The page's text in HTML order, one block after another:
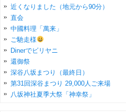
近くなりました（地元から90分）
直会
中國料理「萬来」
ご馳走様
Dinerでビリヤニ
還御祭
深谷八坂まつり（最終日）
第31回深谷まつり 29,000人ご来場
八坂神社夏季大祭「神幸祭」